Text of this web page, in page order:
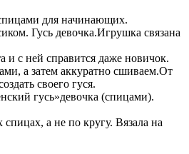
для начинающих.
Гусь девочка.Игрушка связана
и с ней справится даже новичок.
а затем аккуратно сшиваем.От
своего гуся.
гусь»девочка (спицами).
спицах, а не по кругу. Вязала на